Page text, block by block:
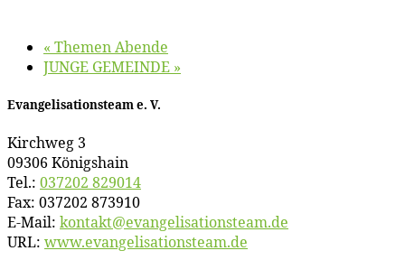
« The­men Abende
JUNGE GEMEINDE »
Evan­ge­li­sa­ti­ons­team e. V.
Kirch­weg 3
09306 Königshain
Tel.: 037202 829014
Fax: 037202 873910
E‑Mail: kontakt@​evangelisationsteam.​de
URL: www​.evan​ge​li​sa​ti​ons​team​.de